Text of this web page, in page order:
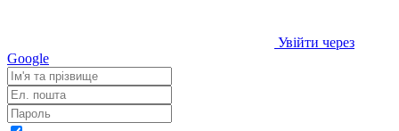
Увійти через
Google